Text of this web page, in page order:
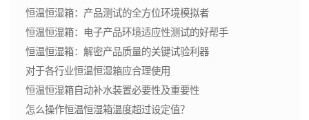
恒温恒湿箱：产品测试的全方位环境模拟者
恒温恒湿箱：电子产品环境适应性测试的好帮手
恒温恒湿箱：解密产品质量的关键试验利器
对于各行业恒温恒湿箱应合理使用
恒温恒湿箱自动补水装置必要性及重要性
怎么操作恒温恒湿箱温度超过设定值？